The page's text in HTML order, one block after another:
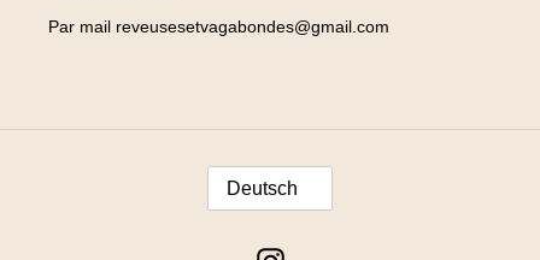
Par mail reveusesetvagabondes@gmail.com
Deutsch